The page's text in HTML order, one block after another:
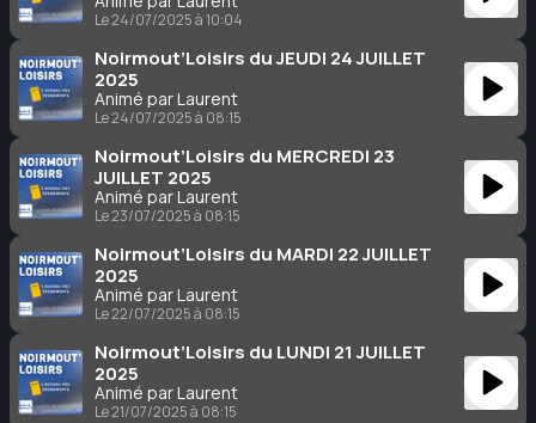
Le 24/07/2025 à 10:04
Noirmout’Loisirs du JEUDI 24 JUILLET
2025
Animé par Laurent
Le 24/07/2025 à 08:15
Noirmout’Loisirs du MERCREDI 23
JUILLET 2025
Animé par Laurent
Le 23/07/2025 à 08:15
Noirmout’Loisirs du MARDI 22 JUILLET
2025
Animé par Laurent
Le 22/07/2025 à 08:15
Noirmout’Loisirs du LUNDI 21 JUILLET
2025
Animé par Laurent
Le 21/07/2025 à 08:15